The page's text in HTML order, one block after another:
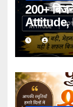
200+
Attitude,